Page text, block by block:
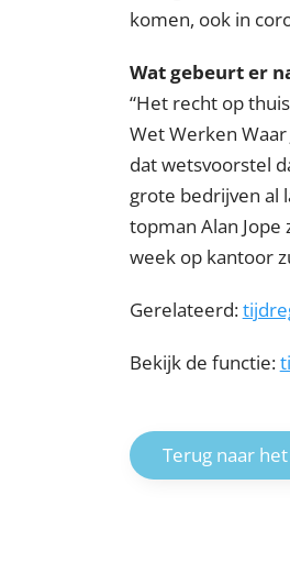
komen, ook in
Wat gebeurt er
Het recht op
Wet Werken
dat wetsvoorstel
grote bedrijven al
topman Alan
week op kantoor
Gerelateerd:
Bekijk de functie:
Terug naar